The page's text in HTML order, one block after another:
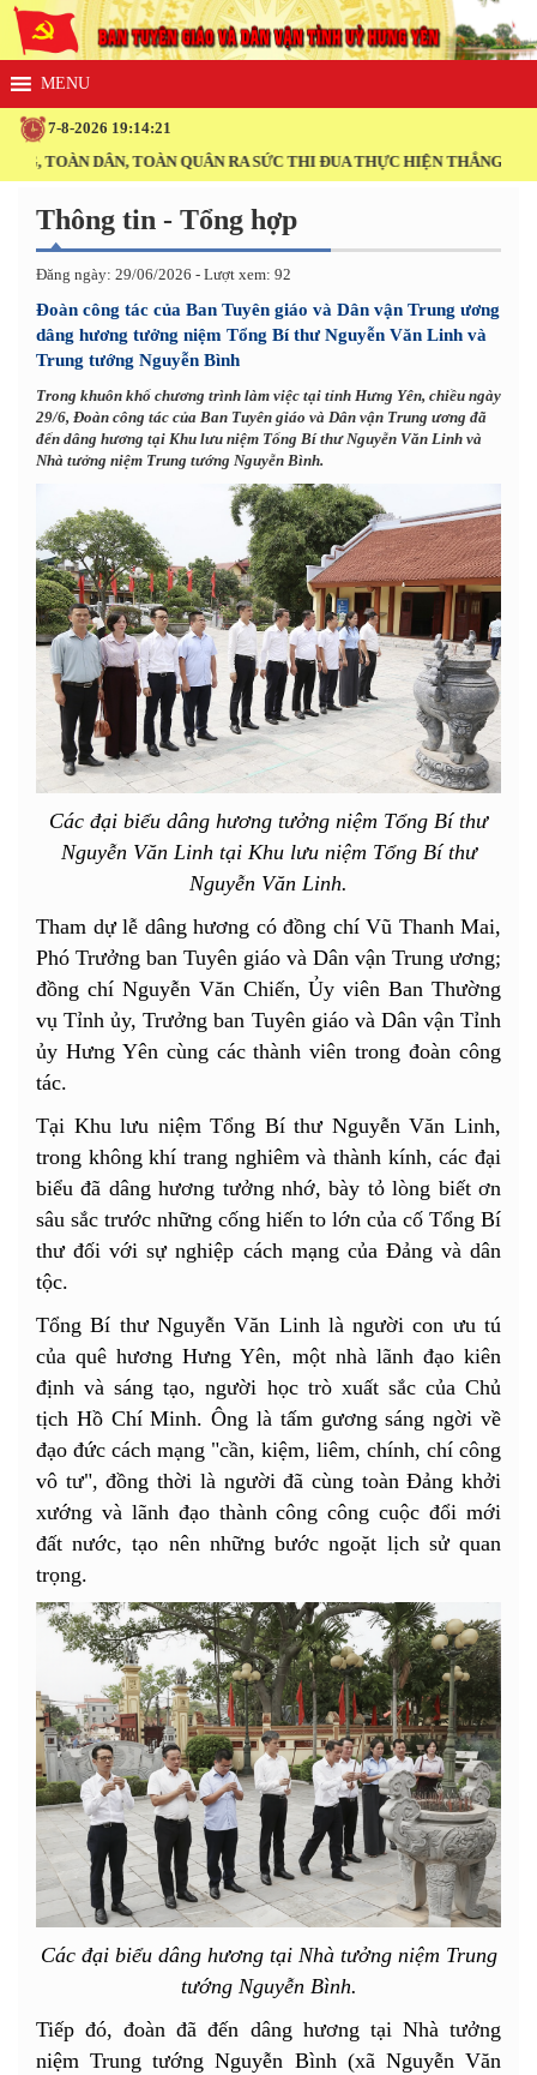
7-8-2026 19:14:22
TOÀN DÂN, TOÀN QUÂN RA SỨC THI ĐUA THỰC HIỆN THẮNG LỢI
Thông tin - Tổng hợp
Đăng ngày: 29/06/2026 - Lượt xem: 92
Đoàn công tác của Ban Tuyên giáo và Dân vận Trung ương
dâng hương tưởng niệm Tổng Bí thư Nguyễn Văn Linh và
Trung tướng Nguyễn Bình
Trong khuôn khổ chương trình làm việc tại tỉnh Hưng Yên, chiều ngày
29/6, Đoàn công tác của Ban Tuyên giáo và Dân vận Trung ương đã
đến dâng hương tại Khu lưu niệm Tổng Bí thư Nguyễn Văn Linh và
Nhà tưởng niệm Trung tướng Nguyễn Bình.
Các đại biểu dâng hương tưởng niệm Tổng Bí thư
Nguyễn Văn Linh tại Khu lưu niệm Tổng Bí thư
Nguyễn Văn Linh.
Tham dự lễ dâng hương có đồng chí Vũ Thanh Mai,
Phó Trưởng ban Tuyên giáo và Dân vận Trung ương;
đồng chí Nguyễn Văn Chiến, Ủy viên Ban Thường
vụ Tỉnh ủy, Trưởng ban Tuyên giáo và Dân vận Tỉnh
ủy Hưng Yên cùng các thành viên trong đoàn công
tác.
Tại Khu lưu niệm Tổng Bí thư Nguyễn Văn Linh,
trong không khí trang nghiêm và thành kính, các đại
biểu đã dâng hương tưởng nhớ, bày tỏ lòng biết ơn
sâu sắc trước những cống hiến to lớn của cố Tổng Bí
thư đối với sự nghiệp cách mạng của Đảng và dân
tộc.
Tổng Bí thư Nguyễn Văn Linh là người con ưu tú
của quê hương Hưng Yên, một nhà lãnh đạo kiên
định và sáng tạo, người học trò xuất sắc của Chủ
tịch Hồ Chí Minh. Ông là tấm gương sáng ngời về
đạo đức cách mạng "cần, kiệm, liêm, chính, chí công
vô tư", đồng thời là người đã cùng toàn Đảng khởi
xướng và lãnh đạo thành công công cuộc đổi mới
đất nước, tạo nên những bước ngoặt lịch sử quan
trọng.
Các đại biểu dâng hương tại Nhà tưởng niệm Trung
tướng Nguyễn Bình.
Tiếp đó, đoàn đã đến dâng hương tại Nhà tưởng
niệm Trung tướng Nguyễn Bình (xã Nguyễn Văn